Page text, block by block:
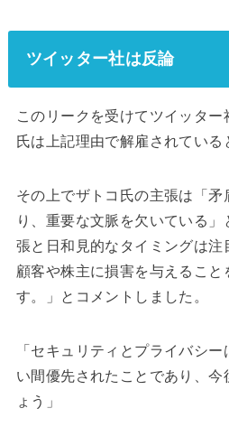
ツイッター社は反論
このリークを受けてツイッター
氏は上記理由で解雇されている
その上でザトコ氏の主張は「
り、重要な文脈を欠いている
張と日和見的なタイミングは注
顧客や株主に損害を与えるこ
す。」とコメントしました。
「セキュリティとプライバシ
い間優先されたことであり、今
ょう」